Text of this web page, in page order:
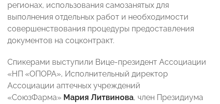
регионах, использования самозанятых для
выполнения отдельных работ и необходимости
совершенствования процедуры предоставления
документов на соцконтракт.
Спикерами выступили Вице-президент Ассоциации
«НП «ОПОРА», Исполнительный директор
Ассоциации аптечных учреждений
«СоюзФарма» Мария Литвинова, член Президиума